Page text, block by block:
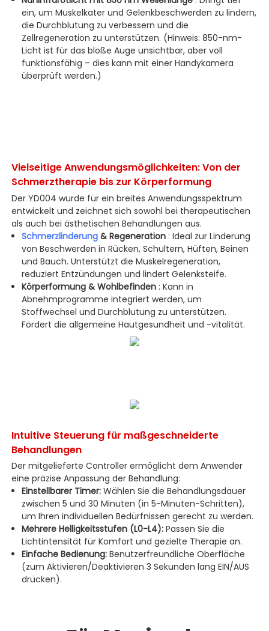
ein, um Muskelkater und Gelenkbeschwerden zu lindern,
die Durchblutung zu verbessern und die
Zellregeneration zu unterstützen. (Hinweis: 850-nm-
Licht ist für das bloße Auge unsichtbar, aber voll
funktionsfähig – dies kann mit einer Handykamera
überprüft werden.)
Vielseitige Anwendungsmöglichkeiten: Von der
Schmerztherapie bis zur Körperformung
Der YD004 wurde für ein breites Anwendungsspektrum
entwickelt und zeichnet sich sowohl bei therapeutischen
als auch bei ästhetischen Behandlungen aus.
Schmerzlinderung& Regeneration: Ideal zur Linderung
von Beschwerden in Rücken, Schultern, Hüften, Beinen
und Bauch. Unterstützt die Muskelregeneration,
reduziert Entzündungen und lindert Gelenksteife.
Körperformung & Wohlbefinden: Kann in
Abnehmprogramme integriert werden, um
Stoffwechsel und Durchblutung zu unterstützen.
Fördert die allgemeine Hautgesundheit und -vitalität.
Intuitive Steuerung für maßgeschneiderte
Behandlungen
Der mitgelieferte Controller ermöglicht dem Anwender
eine präzise Anpassung der Behandlung:
Einstellbarer Timer:Wählen Sie die Behandlungsdauer
zwischen 5 und 30 Minuten (in 5-Minuten-Schritten),
um Ihren individuellen Bedürfnissen gerecht zu werden.
Mehrere Helligkeitsstufen (L0-L4):Passen Sie die
Lichtintensität für Komfort und gezielte Therapie an.
Einfache Bedienung:Benutzerfreundliche Oberfläche
(zum Aktivieren/Deaktivieren 3 Sekunden lang EIN/AUS
drücken).